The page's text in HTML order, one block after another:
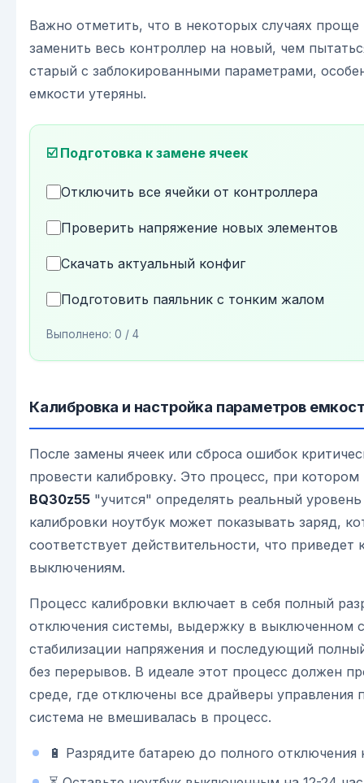
Важно отметить, что в некоторых случаях
заменить весь контроллер на новый, чем
старый с заблокированными параметрами,
емкости утеряны.
☑️ Подготовка к замене ячеек
Отключить все ячейки от контроллера
Проверить напряжение новых элементов
Скачать актуальный конфиг
Подготовить паяльник с тонким жалом
Выполнено: 0 / 4
Калибровка и настройка параметров
После замены ячеек или сброса ошибок
провести калибровку. Это процесс, при котором
BQ30z55 "учится" определять реальный уровень
калибровки ноутбук может показывать заряд,
соответствует действительности, что
выключениям.
Процесс калибровки включает в себя полный
отключения системы, выдержку в выключенном
стабилизации напряжения и последующий
без перерывов. В идеале этот процесс должен
среде, где отключены все драйверы управления
система не вмешивалась в процесс.
🔋 Разрядите батарею до полного отключения